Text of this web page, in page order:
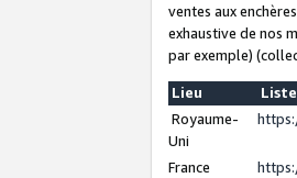
ventes aux
exhaustive de nos
par exemple)
Lieu
Royaume-
Uni
France